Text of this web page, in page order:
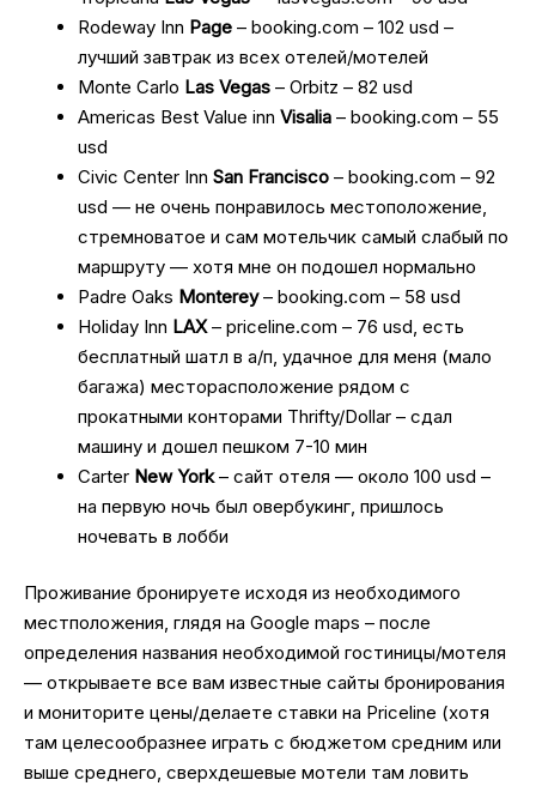
Rodeway Inn Page – booking.com – 102 usd –
лучший завтрак из всех отелей/мотелей
Monte Carlo Las Vegas – Orbitz – 82 usd
Americas Best Value inn Visalia – booking.com – 55
usd
Civic Center Inn San Francisco – booking.com – 92
usd — не очень понравилось местоположение,
стремноватое и сам мотельчик самый слабый по
маршруту — хотя мне он подошел нормально
Padre Oaks Monterey– booking.com – 58 usd
Holiday Inn LAX– priceline.com – 76 usd, есть
бесплатный шатл в а/п, удачное для меня (мало
багажа) месторасположение рядом с
прокатными конторами Thrifty/Dollar – сдал
машину и дошел пешком 7-10 мин
Carter New York– сайт отеля — около 100 usd –
на первую ночь был овербукинг, пришлось
ночевать в лобби
Проживание бронируете исходя из необходимого
местположения, глядя на Google maps – после
определения названия необходимой гостиницы/мотеля
— открываете все вам известные сайты бронирования
и мониторите цены/делаете ставки на Priceline (хотя
там целесообразнее играть с бюджетом средним или
выше среднего, сверхдешевые мотели там ловить